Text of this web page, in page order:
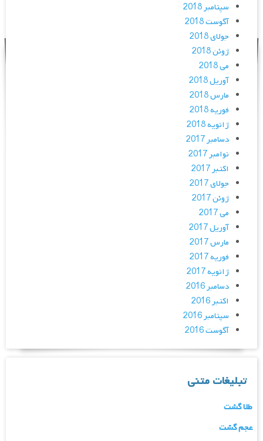
سپتامبر 2018
آگوست 2018
جولای 2018
ژوئن 2018
می 2018
آوریل 2018
مارس 2018
فوریه 2018
ژانویه 2018
دسامبر 2017
نوامبر 2017
اکتبر 2017
جولای 2017
ژوئن 2017
می 2017
آوریل 2017
مارس 2017
فوریه 2017
ژانویه 2017
دسامبر 2016
اکتبر 2016
سپتامبر 2016
آگوست 2016
تبلیغات متنی
طلا گشت
عجم گشت